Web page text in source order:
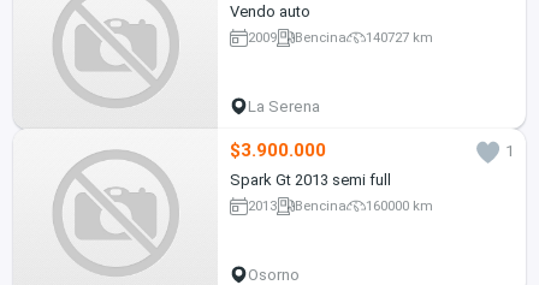
Vendo auto
2009 Bencina 140727 km
La Serena
$3.900.000
1
Spark Gt 2013 semi full
2013 Bencina 160000 km
Osorno